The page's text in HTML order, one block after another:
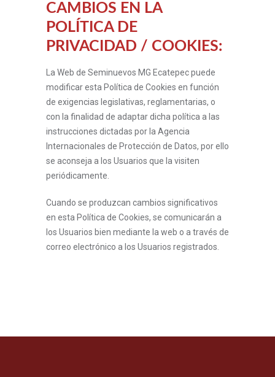
CAMBIOS EN LA
POLÍTICA DE
PRIVACIDAD / COOKIES:
La Web de Seminuevos MG Ecatepec puede
modificar esta Política de Cookies en función
de exigencias legislativas, reglamentarias, o
con la finalidad de adaptar dicha política a las
instrucciones dictadas por la Agencia
Internacionales de Protección de Datos, por ello
se aconseja a los Usuarios que la visiten
periódicamente.
Cuando se produzcan cambios significativos
en esta Política de Cookies, se comunicarán a
los Usuarios bien mediante la web o a través de
correo electrónico a los Usuarios registrados.